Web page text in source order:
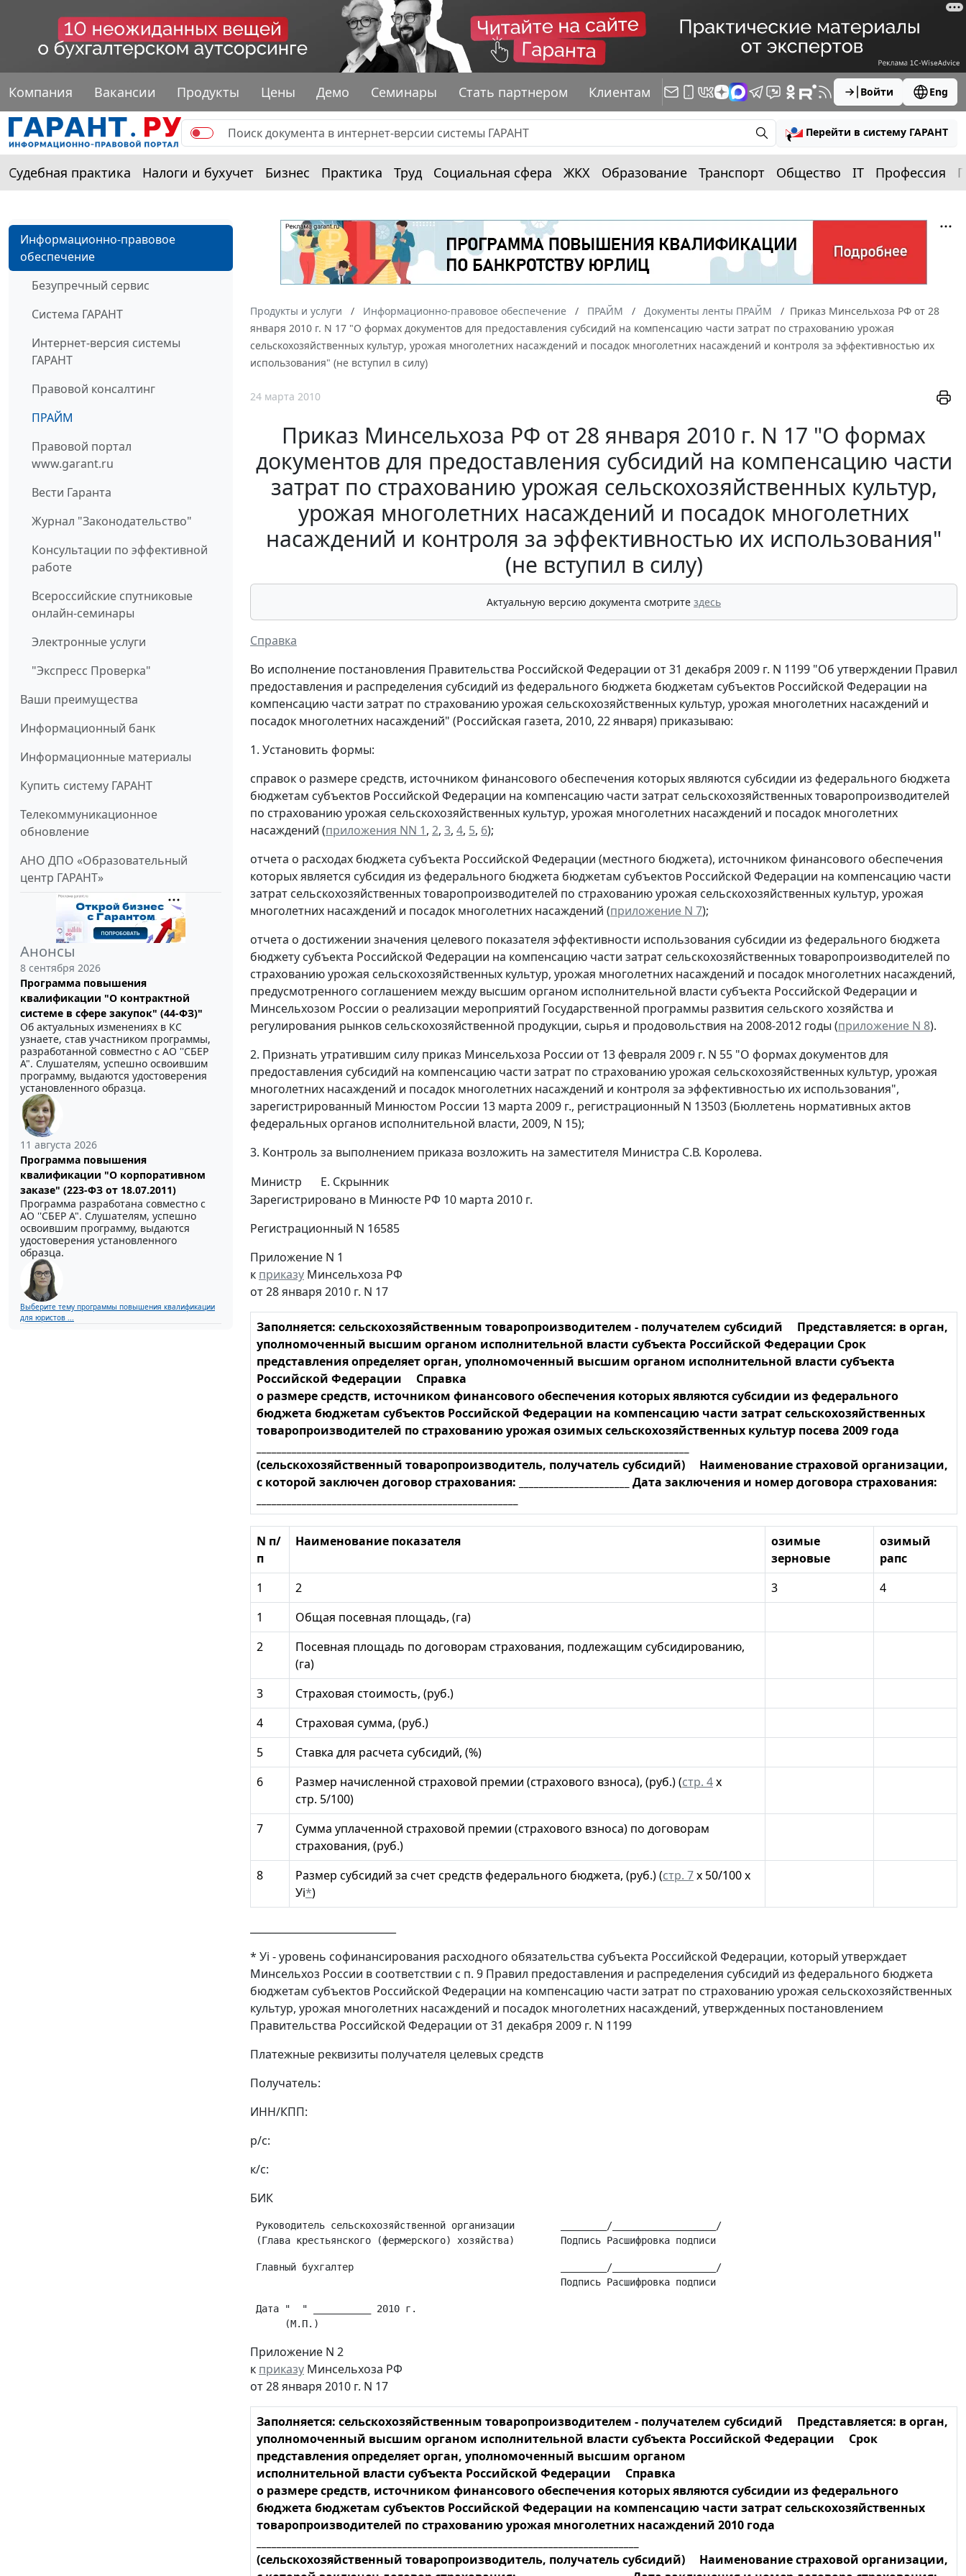
Компания Вакансии Продукты Цены Демо Семинары Стать партнером Клиентам Войти Eng
Перейти в систему ГАРАНТ
Судебная практика Налоги и бухучет Бизнес Практика Труд Социальная сфера ЖКХ Образование Транспорт Общество IT Профессия
Информационно-правовое
обеспечение
Безупречный сервис
Система ГАРАНТ
Интернет-версия системы
ГАРАНТ
Правовой консалтинг
ПРАЙМ
Правовой портал
www.garant.ru
Вести Гаранта
Журнал "Законодательство"
Консультации по эффективной
работе
Всероссийские спутниковые
онлайн-семинары
Электронные услуги
"Экспресс Проверка"
Ваши преимущества
Информационный банк
Информационные материалы
Купить систему ГАРАНТ
Телекоммуникационное
обновление
АНО ДПО «Образовательный
центр ГАРАНТ»
Анонсы
8 сентября 2026
Программа повышения
квалификации "О контрактной
системе в сфере закупок" (44-ФЗ)"
Об актуальных изменениях в КС
узнаете, став участником программы,
разработанной совместно с АО ''СБЕР
А". Слушателям, успешно освоившим
программу, выдаются удостоверения
установленного образца.
11 августа 2026
Программа повышения
квалификации "О корпоративном
заказе" (223-ФЗ от 18.07.2011)
Программа разработана совместно с
АО ''СБЕР А". Слушателям, успешно
освоившим программу, выдаются
удостоверения установленного
образца.
Выберите тему программы повышения квалификации
для юристов ...
Продукты и услуги Информационно-правовое обеспечение ПРАЙМ Документы ленты ПРАЙМ
Приказ Минсельхоза РФ от 28
января 2010 г. N 17 "О формах документов для предоставления субсидий на компенсацию части затрат по страхованию урожая
сельскохозяйственных культур, урожая многолетних насаждений и посадок многолетних насаждений и контроля за эффективностью их
использования" (не вступил в силу)
24 марта 2010
Приказ Минсельхоза РФ от 28 января 2010 г. N 17 "О формах
документов для предоставления субсидий на компенсацию части
затрат по страхованию урожая сельскохозяйственных культур,
урожая многолетних насаждений и посадок многолетних
насаждений и контроля за эффективностью их использования"
(не вступил в силу)
Актуальную версию документа смотрите здесь
Справка
Во исполнение постановления Правительства Российской Федерации от 31 декабря 2009 г. N 1199 "Об утверждении Правил
предоставления и распределения субсидий из федерального бюджета бюджетам субъектов Российской Федерации на
компенсацию части затрат по страхованию урожая сельскохозяйственных культур, урожая многолетних насаждений и
посадок многолетних насаждений" (Российская газета, 2010, 22 января) приказываю:
1. Установить формы:
справок о размере средств, источником финансового обеспечения которых являются субсидии из федерального бюджета
бюджетам субъектов Российской Федерации на компенсацию части затрат сельскохозяйственных товаропроизводителей
по страхованию урожая сельскохозяйственных культур, урожая многолетних насаждений и посадок многолетних
насаждений (приложения NN 1, 2, 3, 4, 5, 6);
отчета о расходах бюджета субъекта Российской Федерации (местного бюджета), источником финансового обеспечения
которых является субсидия из федерального бюджета бюджетам субъектов Российской Федерации на компенсацию части
затрат сельскохозяйственных товаропроизводителей по страхованию урожая сельскохозяйственных культур, урожая
многолетних насаждений и посадок многолетних насаждений (приложение N 7);
отчета о достижении значения целевого показателя эффективности использования субсидии из федерального бюджета
бюджету субъекта Российской Федерации на компенсацию части затрат сельскохозяйственных товаропроизводителей по
страхованию урожая сельскохозяйственных культур, урожая многолетних насаждений и посадок многолетних насаждений,
предусмотренного соглашением между высшим органом исполнительной власти субъекта Российской Федерации и
Минсельхозом России о реализации мероприятий Государственной программы развития сельского хозяйства и
регулирования рынков сельскохозяйственной продукции, сырья и продовольствия на 2008-2012 годы (приложение N 8).
2. Признать утратившим силу приказ Минсельхоза России от 13 февраля 2009 г. N 55 "О формах документов для
предоставления субсидий на компенсацию части затрат по страхованию урожая сельскохозяйственных культур, урожая
многолетних насаждений и посадок многолетних насаждений и контроля за эффективностью их использования",
зарегистрированный Минюстом России 13 марта 2009 г., регистрационный N 13503 (Бюллетень нормативных актов
федеральных органов исполнительной власти, 2009, N 15);
3. Контроль за выполнением приказа возложить на заместителя Министра С.В. Королева.
Министр
Е. Скрынник
Зарегистрировано в Минюсте РФ 10 марта 2010 г.
Регистрационный N 16585
Приложение N 1
к приказу Минсельхоза РФ
от 28 января 2010 г. N 17
Заполняется: сельскохозяйственным товаропроизводителем - получателем субсидий Представляется: в орган,
уполномоченный высшим органом исполнительной власти субъекта Российской Федерации Срок
представления определяет орган, уполномоченный высшим органом исполнительной власти субъекта
Российской Федерации Справка
о размере средств, источником финансового обеспечения которых являются субсидии из федерального
бюджета бюджетам субъектов Российской Федерации на компенсацию части затрат сельскохозяйственных
товаропроизводителей по страхованию урожая озимых сельскохозяйственных культур посева 2009 года
(сельскохозяйственный товаропроизводитель, получатель субсидий) Наименование страховой организации,
с которой заключен договор страхования: ______________________ Дата заключения и номер договора страхования:
N п/
п
Наименование показателя
озимые
зерновые
озимый
рапс
1
2 3
4
1
Общая посевная площадь, (га)
2
Посевная площадь по договорам страхования, подлежащим субсидированию,
(га)
3
Страховая стоимость, (руб.)
4
Страховая сумма, (руб.)
5
Ставка для расчета субсидий, (%)
6
Размер начисленной страховой премии (страхового взноса), (руб.) (стр. 4х
стр. 5/100)
7
Сумма уплаченной страховой премии (страхового взноса) по договорам
страхования, (руб.)
8
Размер субсидий за счет средств федерального бюджета, (руб.) (стр. 7х 50/100 х
Уi*)
* Уi - уровень софинансирования расходного обязательства субъекта Российской Федерации, который утверждает
Минсельхоз России в соответствии с п. 9 Правил предоставления и распределения субсидий из федерального бюджета
бюджетам субъектов Российской Федерации на компенсацию части затрат по страхованию урожая сельскохозяйственных
культур, урожая многолетних насаждений и посадок многолетних насаждений, утвержденных постановлением
Правительства Российской Федерации от 31 декабря 2009 г. N 1199
Платежные реквизиты получателя целевых средств
Получатель:
ИНН/КПП:
р/с:
к/с:
БИК
Руководитель сельскохозяйственной организации        ________/__________________/
Главный бухгалтер                                    ________/__________________/
Дата "  " __________ 2010 г.
Приложение N 2
к приказу Минсельхоза РФ
от 28 января 2010 г. N 17
Заполняется: сельскохозяйственным товаропроизводителем - получателем субсидий Представляется: в орган,
уполномоченный высшим органом исполнительной власти субъекта Российской Федерации Срок
представления определяет орган, уполномоченный высшим органом
исполнительной власти субъекта Российской Федерации Справка
о размере средств, источником финансового обеспечения которых являются субсидии из федерального
бюджета бюджетам субъектов Российской Федерации на компенсацию части затрат сельскохозяйственных
товаропроизводителей по страхованию урожая многолетних насаждений 2010 года
(сельскохозяйственный товаропроизводитель, получатель субсидий) Наименование страховой организации,